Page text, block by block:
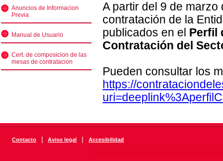
Anuncios de Informacion
Previa
Manual de Usuario
Cert. de composicion de las
mesas de contratacion
A partir del 9 de
contratación de la
publicados en el Perfil
Contratación del
Pueden consultar los
https://
Contacto | Aviso legal | Accesibilidad